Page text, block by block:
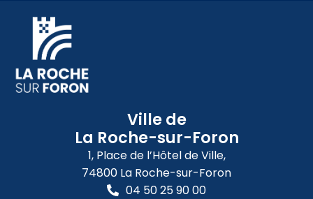
Ville de
La Roche-sur-Foron
1, Place de l’Hôtel de Ville,
74800 La Roche-sur-Foron
04 50 25 90 00